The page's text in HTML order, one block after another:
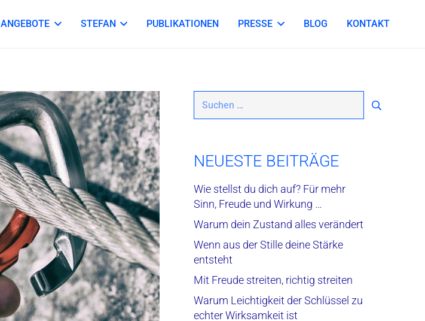
ANGEBOTE STEFAN PUBLIKATIONEN PRESSE BLOG KONTAKT
Suchen
NEUESTE BEITRÄGE
Wie stellst du dich auf? Für mehr
Sinn, Freude und Wirkung …
Warum dein Zustand alles verändert
Wenn aus der Stille deine Stärke
entsteht
Mit Freude streiten, richtig streiten
Warum Leichtigkeit der Schlüssel zu
echter Wirksamkeit ist